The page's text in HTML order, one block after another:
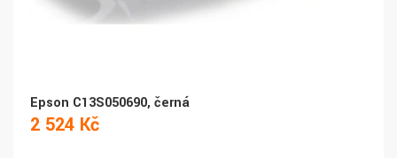
Epson C13S050690, černá
2 524 Kč